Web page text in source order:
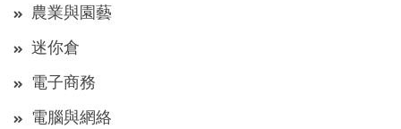
農業與園藝
迷你倉
電子商務
電腦與網絡